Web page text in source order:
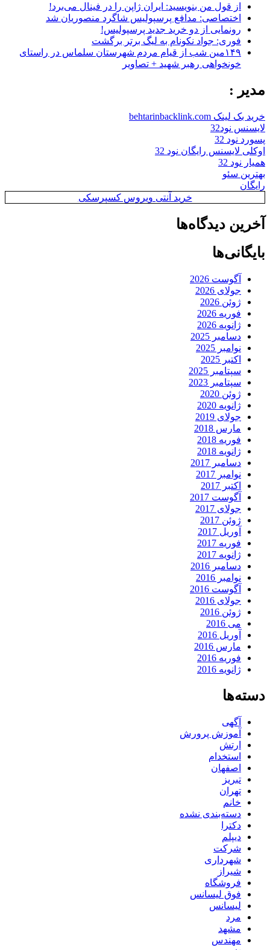
از قول من بنویسید: ایران ژاپن را در فینال می‌برد!
اختصاصی: مدافع پرسپولیس شاگرد منصوریان شد
رونمایی از دو خرید جدید پرسپولیس!
فوری: جواد نکونام به لیگ برتر برگشت
۱۴۹مین شب از قیام مردم شهرستان سلماس در راستای
خونخواهی رهبر شهید + تصاویر
مدیر :
خرید بک لینک behtarinbacklink.com
لایسنس نود32
پسورد نود 32
اوکلی لایسنس رایگان نود 32
همیار نود 32
بهترین سئو
رایگان
خرید آنتی ویروس کسپرسکی
آخرین دیدگاه‌ها
بایگانی‌ها
آگوست 2026
جولای 2026
ژوئن 2026
فوریه 2026
ژانویه 2026
دسامبر 2025
نوامبر 2025
اکتبر 2025
سپتامبر 2025
سپتامبر 2023
ژوئن 2020
ژانویه 2020
جولای 2019
مارس 2018
فوریه 2018
ژانویه 2018
دسامبر 2017
نوامبر 2017
اکتبر 2017
آگوست 2017
جولای 2017
ژوئن 2017
آوریل 2017
فوریه 2017
ژانویه 2017
دسامبر 2016
نوامبر 2016
آگوست 2016
جولای 2016
ژوئن 2016
می 2016
آوریل 2016
مارس 2016
فوریه 2016
ژانویه 2016
دسته‌ها
آگهی
آموزش پرورش
ارتش
استخدام
اصفهان
تبریز
تهران
خانم
دسته‌بندی نشده
دکترا
دیپلم
شرکت
شهرداری
شیراز
فروشگاه
فوق لیسانس
لیسانس
مرد
مشهد
مهندس